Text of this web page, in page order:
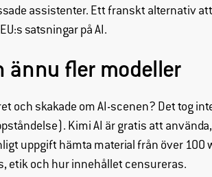
assistenter. Ett franskt alternativ
satsningar på AI.
ännu fler modeller
och skakade om AI-scenen? Det tog
Kimi AI är gratis att
uppgift hämta material från över 100
etik och hur innehållet censureras.
Marknadsföring
med dig av dina
intressen och
du surfar ökar du
chansen att få se
personligt
anpassat